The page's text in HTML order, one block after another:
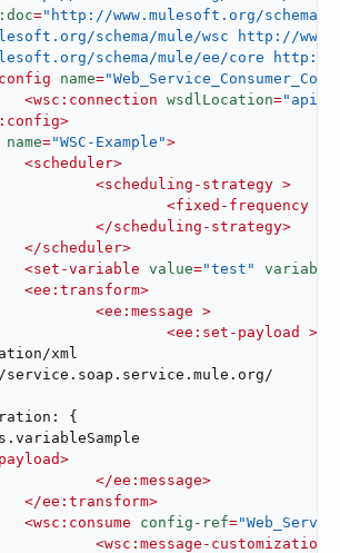
="http://www.mulesoft.org/schema/
schema/mule/wsc http://
schema/mule/ee/core http://
name=
<wsc:connection wsdlLocation="api/
>
name="WSC-Example">
<scheduler>
<scheduling-strategy >
<fixed-frequency
</scheduling-strategy>
</scheduler>
<set-variable value="test"
<ee:transform>
<ee:message >
<ee:set-payload >
xml
{
>
</ee:message>
</ee:transform>
<wsc:consume config-ref=
<wsc:message-customizations